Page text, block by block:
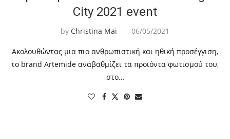
City 2021 event
by Christina Mai 06/05/2021
Ακολουθώντας μια πιο ανθρωπιστική και ηθική προσέγγιση,
το brand Artemide αναβαθμίζει τα προϊόντα φωτισμού του,
στο…